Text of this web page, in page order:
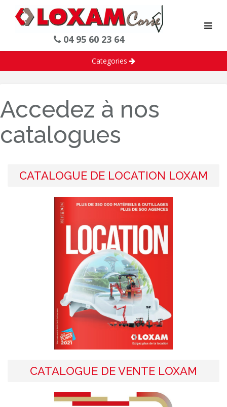
04 95 60 23 64
Categories
Accedez à nos
catalogues
CATALOGUE DE LOCATION LOXAM
CATALOGUE DE VENTE LOXAM